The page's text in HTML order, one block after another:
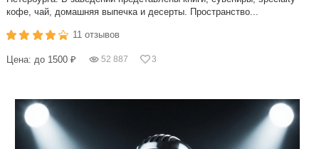
кофе, чай, домашняя выпечка и десерты. Пространство...
11 отзывов
Цена: до 1500 ₽ 52 887 3